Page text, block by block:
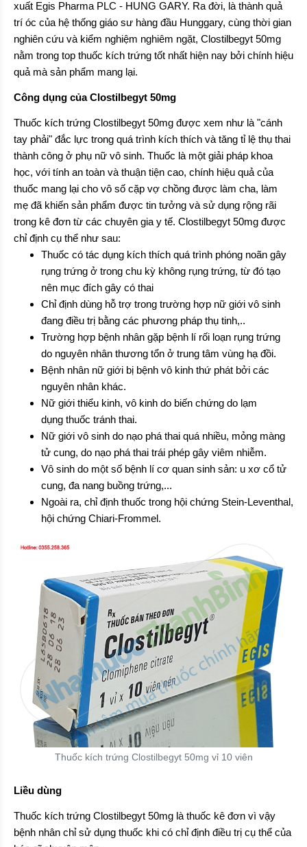
xuất Egis Pharma PLC - HUNG GARY. Ra đời, là thành quả
trí óc của hệ thống giáo sư hàng đầu Hunggary, cùng thời gian
nghiên cứu và kiểm nghiệm nghiêm ngặt, Clostilbegyt 50mg
nằm trong top thuốc kích trứng tốt nhất hiện nay bởi chính hiệu
quả mà sản phẩm mang lại.
Công dụng của Clostilbegyt 50mg
Thuốc kích trứng Clostilbegyt 50mg được xem như là "cánh
tay phải" đắc lực trong quá trình kích thích và tăng tỉ lệ thụ thai
thành công ở phụ nữ vô sinh. Thuốc là một giải pháp khoa
học, với tính an toàn và thuận tiện cao, chính hiệu quả của
thuốc mang lại cho vô số cặp vợ chồng được làm cha, làm
mẹ đã khiến sản phẩm được tin tưởng và sử dụng rộng rãi
trong kê đơn từ các chuyên gia y tế. Clostilbegyt 50mg được
chỉ định cụ thể như sau:
Thuốc có tác dụng kích thích quá trình phóng noãn gây
rụng trứng ở trong chu kỳ không rụng trứng, từ đó tạo
nên mục đích gây có thai
Chỉ định dùng hỗ trợ trong trường hợp nữ giới vô sinh
đang điều trị bằng các phương pháp thụ tinh,..
Trường hợp bệnh nhân gặp bệnh lí rối loạn rụng trứng
do nguyên nhân thương tổn ở trung tâm vùng hạ đồi.
Bệnh nhân nữ giới bị bệnh vô kinh thứ phát bởi các
nguyên nhân khác.
Nữ giới thiểu kinh, vô kinh do biến chứng do lạm
dụng thuốc tránh thai.
Nữ giới vô sinh do nạo phá thai quá nhiều, mỏng màng
tử cung, do nạo phá thai trái phép gây viêm nhiễm.
Vô sinh do một số bệnh lí cơ quan sinh sản: u xơ cổ tử
cung, đa nang buồng trứng,...
Ngoài ra, chỉ định thuốc trong hội chứng Stein-Leventhal,
hội chứng Chiari-Frommel.
Thuốc kích trứng Clostilbegyt 50mg vỉ 10 viên
Liều dùng
Thuốc kích trứng Clostilbegyt 50mg là thuốc kê đơn vì vậy
bệnh nhân chỉ sử dụng thuốc khi có chỉ định điều trị cụ thể của